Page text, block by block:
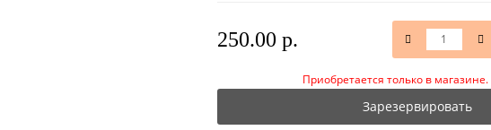
250.00 р.
Приобретается только в магазине.
Зарезервировать